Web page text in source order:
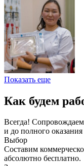
Показать еще
Как будем
Всегда!
и до полного оказания
Выбор
Составим
абсолютно бесплатно.